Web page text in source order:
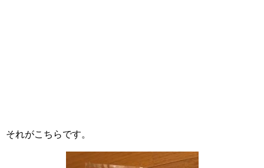
それがこちらです。